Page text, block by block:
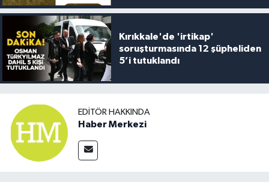
Kırıkkale'de 'irtikap'
soruşturmasında 12 şüpheliden
5’i tutuklandı
EDITÖR HAKKINDA
Haber Merkezi